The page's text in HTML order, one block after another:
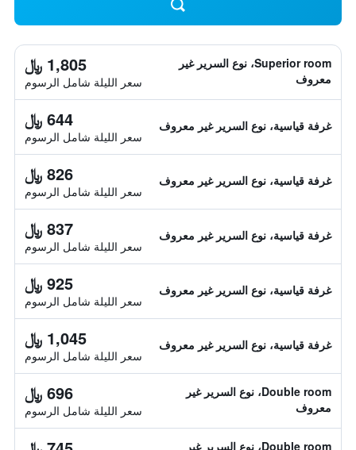
Superior room، نوع السرير غير
معروف
1,805 ﷼
سعر الليلة شامل الرسوم
غرفة قياسية، نوع السرير غير معروف 644 ﷼
سعر الليلة شامل الرسوم
غرفة قياسية، نوع السرير غير معروف 826 ﷼
سعر الليلة شامل الرسوم
غرفة قياسية، نوع السرير غير معروف 837 ﷼
سعر الليلة شامل الرسوم
غرفة قياسية، نوع السرير غير معروف 925 ﷼
سعر الليلة شامل الرسوم
غرفة قياسية، نوع السرير غير معروف 1,045 ﷼
سعر الليلة شامل الرسوم
Double room، نوع السرير غير
معروف
696 ﷼
سعر الليلة شامل الرسوم
Double room، نوع السرير غير